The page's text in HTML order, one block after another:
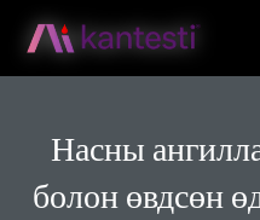
Насны
болон өвдсөн